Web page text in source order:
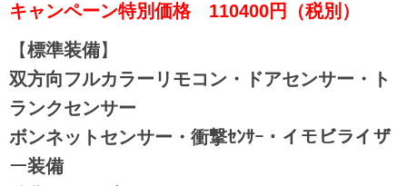
キャンペーン特別価格 110400円（税別）
【標準装備】
双方向フルカラーリモコン・ドアセンサー・ト
ランクセンサー
ボンネットセンサー・衝撃ｾﾝｻｰ・イモビライザ
ー装備